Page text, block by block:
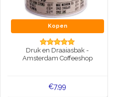
Kopen
Druk en Draaiasbak -
Amsterdam Coffeeshop
€7,99